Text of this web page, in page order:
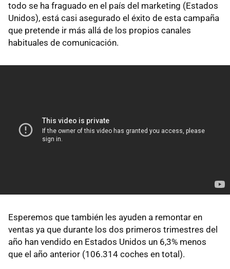
todo se ha fraguado en el país del marketing (Estados
Unidos), está casi asegurado el éxito de esta campaña
que pretende ir más allá de los propios canales
habituales de comunicación.
Esperemos que también les ayuden a remontar en
ventas ya que durante los dos primeros trimestres del
año han vendido en Estados Unidos un 6,3% menos
que el año anterior (106.314 coches en total).